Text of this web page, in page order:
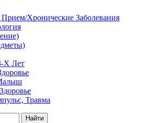
Хронические Заболевания
Х Лет
Травма
Найти